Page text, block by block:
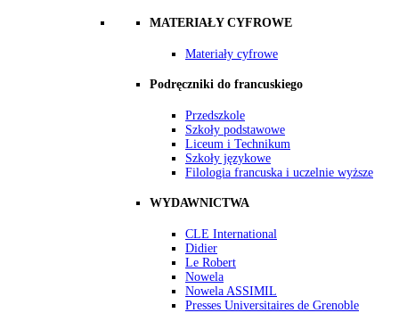
MATERIAŁY CYFROWE
Materiały cyfrowe
Podręczniki do francuskiego
Przedszkole
Szkoły podstawowe
Liceum i Technikum
Szkoły językowe
Filologia francuska i uczelnie wyższe
WYDAWNICTWA
CLE International
Didier
Le Robert
Nowela
Nowela ASSIMIL
Presses Universitaires de Grenoble